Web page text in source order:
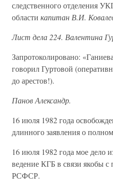
следственного отделения
области капитан В.И.
Лист дела 224. Валентина
Запротоколировано:
говорил Гуртовой
до арестов!).
Панов Александр.
16 июля 1982 года
длинного заявления о
16 июля 1982 года мое дело
ведение КГБ в связи якобы
РСФСР.